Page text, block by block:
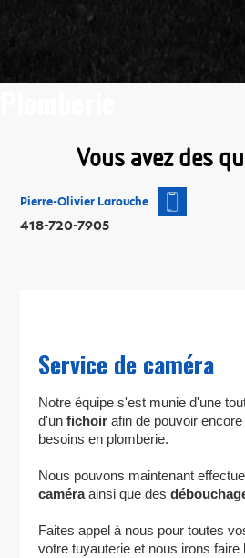
Vous avez des
Pierre-Olivier Larouche
418-720-7905
Service de caméra
Notre équipe s'est munie d'une
d'unfichoir afin de pouvoir
besoins en plomberie.
Nous pouvons maintenant
caméraainsi que des
Faites appel à nous pour toutes
votre tuyauterie et nous irons faire